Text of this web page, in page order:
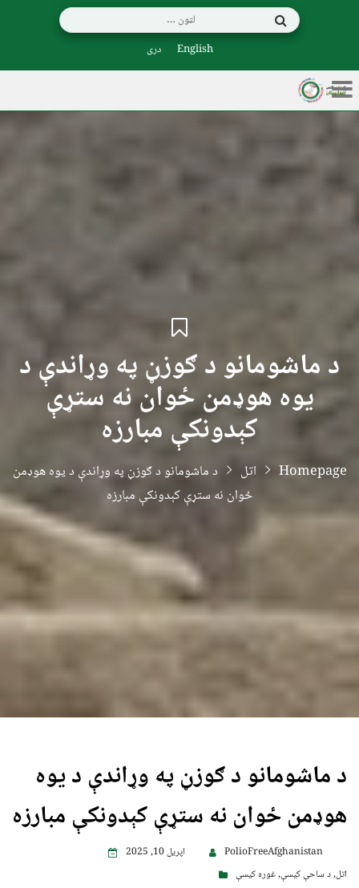
English دری
د ماشومانو د ګوزڼ په وړاندې د
یوه هوډمن ځوان نه ستړې
کېدونکې مبارزه
Homepage اتل
د ماشومانو د ګوزڼ په وړاندې د یوه هوډمن
ځوان نه ستړې کېدونکې مبارزه
د ماشومانو د ګوزڼ په وړاندې د یوه
هوډمن ځوان نه ستړې کېدونکې مبارزه
PolioFreeAfghanistan
اپریل 10, 2025
اتل,د ساحې کیسې,غوره کیسې